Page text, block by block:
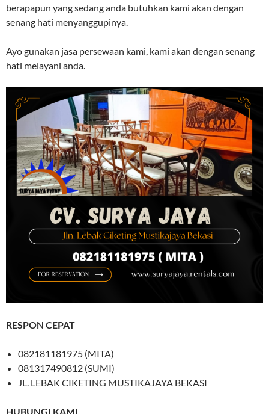
berapapun yang sedang anda butuhkan kami akan dengan
senang hati menyanggupinya.
Ayo gunakan jasa persewaan kami, kami akan dengan senang
hati melayani anda.
RESPON CEPAT
082181181975 (MITA)
081317490812 (SUMI)
JL. LEBAK CIKETING MUSTIKAJAYA BEKASI
HUBUNGI KAMI